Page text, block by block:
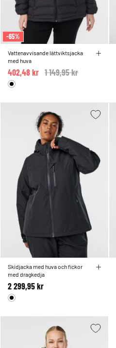
-65%
Vattenavvisande lättviktsjacka
med huva
Price reduced from
1 149,95 kr
402,48 kr
Skidjacka med huva och fickor
med dragkedja
2 299,95 kr